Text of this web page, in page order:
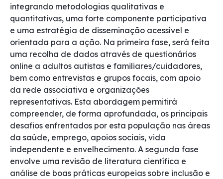
integrando metodologias qualitativas e
quantitativas, uma forte componente participativa
e uma estratégia de disseminação acessível e
orientada para a ação. Na primeira fase, será feita
uma recolha de dados através de questionários
online a adultos autistas e familiares/cuidadores,
bem como entrevistas e grupos focais, com apoio
da rede associativa e organizações
representativas. Esta abordagem permitirá
compreender, de forma aprofundada, os principais
desafios enfrentados por esta população nas áreas
da saúde, emprego, apoios sociais, vida
independente e envelhecimento. A segunda fase
envolve uma revisão de literatura científica e
análise de boas práticas europeias sobre inclusão e